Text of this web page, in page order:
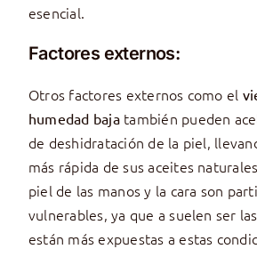
esencial.
Factores externos:
Otros factores externos como el
humedad bajatambién pueden
de deshidratación de la piel,
más rápida de sus aceites
piel de las manos y la cara son
vulnerables, ya que a suelen ser
están más expuestas a estas